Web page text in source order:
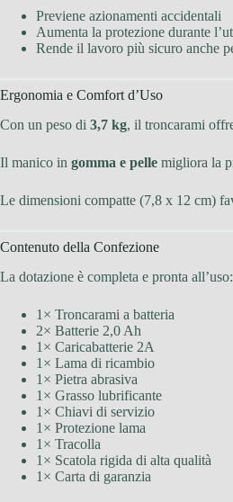
Previene azionamenti accidentali
Aumenta la protezione durante
Rende il lavoro più sicuro anche
Ergonomia e Comfort d’Uso
Con un peso di 3,7 kg, il troncarami
Il manico in gomma e pelle migliora la
Le dimensioni compatte (7,8 x 12 cm)
Contenuto della Confezione
La dotazione è completa e pronta all’uso:
1× Troncarami a batteria
2× Batterie 2,0 Ah
1× Caricabatterie 2A
1× Lama di ricambio
1× Pietra abrasiva
1× Grasso lubrificante
1× Chiavi di servizio
1× Protezione lama
1× Tracolla
1× Scatola rigida di alta qualità
1× Carta di garanzia